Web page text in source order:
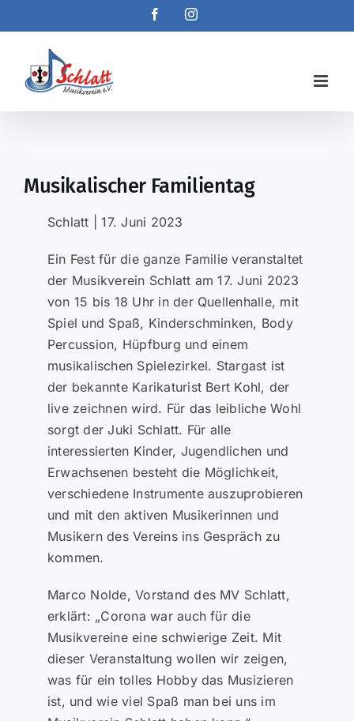
to
FacebookInstagram
Musikalischer Familientag
Schlatt | 17. Juni 2023
Ein Fest für die ganze Familie veranstaltet
der Musikverein Schlatt am 17. Juni 2023
von 15 bis 18 Uhr in der Quellenhalle, mit
Spiel und Spaß, Kinderschminken, Body
Percussion, Hüpfburg und einem
musikalischen Spielezirkel. Stargast ist
der bekannte Karikaturist Bert Kohl, der
live zeichnen wird. Für das leibliche Wohl
sorgt der Juki Schlatt. Für alle
interessierten Kinder, Jugendlichen und
Erwachsenen besteht die Möglichkeit,
verschiedene Instrumente auszuprobieren
und mit den aktiven Musikerinnen und
Musikern des Vereins ins Gespräch zu
kommen.
Marco Nolde, Vorstand des MV Schlatt,
erklärt: „Corona war auch für die
Musikvereine eine schwierige Zeit. Mit
dieser Veranstaltung wollen wir zeigen,
was für ein tolles Hobby das Musizieren
ist, und wie viel Spaß man bei uns im